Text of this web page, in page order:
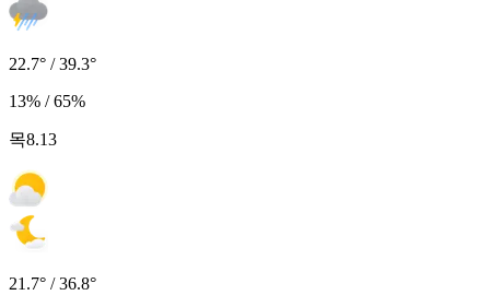
22.7° / 39.3°
13% / 65%
목8.13
21.7° / 36.8°